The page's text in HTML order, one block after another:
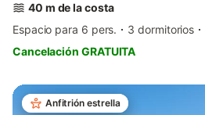
40 m de la costa
Espacio para 6 pers.
3 dormitorios
Cancelación GRATUITA
Anfitrión estrella